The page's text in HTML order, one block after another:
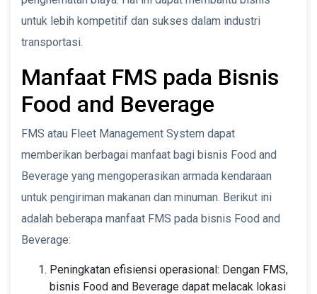
untuk lebih kompetitif dan sukses dalam industri
transportasi.
Manfaat FMS pada Bisnis
Food and Beverage
FMS atau Fleet Management System dapat
memberikan berbagai manfaat bagi bisnis Food and
Beverage yang mengoperasikan armada kendaraan
untuk pengiriman makanan dan minuman. Berikut ini
adalah beberapa manfaat FMS pada bisnis Food and
Beverage:
Peningkatan efisiensi operasional: Dengan FMS,
bisnis Food and Beverage dapat melacak lokasi